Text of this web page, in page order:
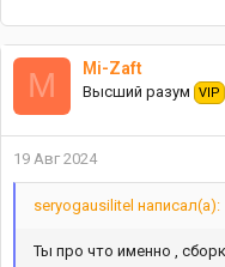
M Mi-Zaft
Высший разум VIP
19 Авг 2024
seryogausilitel написал(а):
Ты про что именно ,